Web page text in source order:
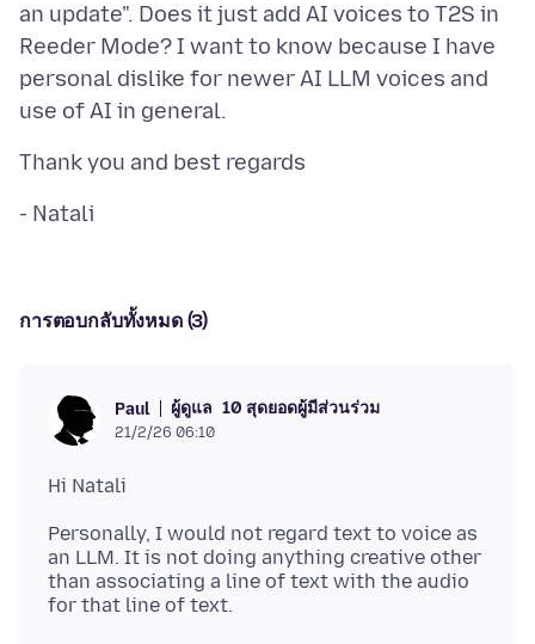
an update". Does it just add AI voices to T2S in
Reeder Mode? I want to know because I have
personal dislike for newer AI LLM voices and
การตอบกลับทั้งหมด (3)
Paul ผู้ดูแล 10 สุดยอดผู้มีส่วนร่วม
21/2/26 06:10
Personally, I would not regard text to voice as
an LLM. It is not doing anything creative other
than associating a line of text with the audio